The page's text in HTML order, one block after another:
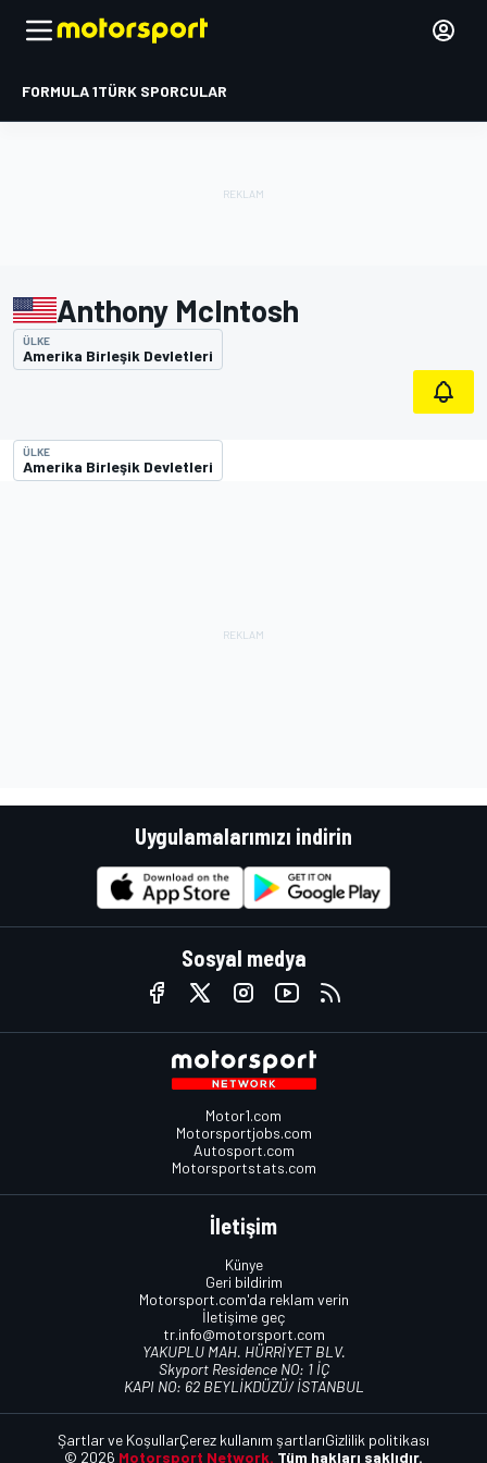
FORMULA 1TÜRK SPORCULAR
Anthony McIntosh
ÜLKE
Amerika Birleşik Devletleri
ÜLKE
Amerika Birleşik Devletleri
Uygulamalarımızı indirin
Sosyal medya
Motor1.com
Motorsportjobs.com
Autosport.com
Motorsportstats.com
İletişim
Künye
Geri bildirim
Motorsport.com'da reklam verin
İletişime geç
tr.info@motorsport.com
YAKUPLU MAH. HÜRRİYET BLV.
Skyport Residence NO: 1 İÇ
KAPI NO: 62 BEYLİKDÜZÜ/ İSTANBUL
© 2026 Motorsport Network. Tüm hakları saklıdır.
Şartlar ve KoşullarÇerez kullanım şartlarıGizlilik politikası